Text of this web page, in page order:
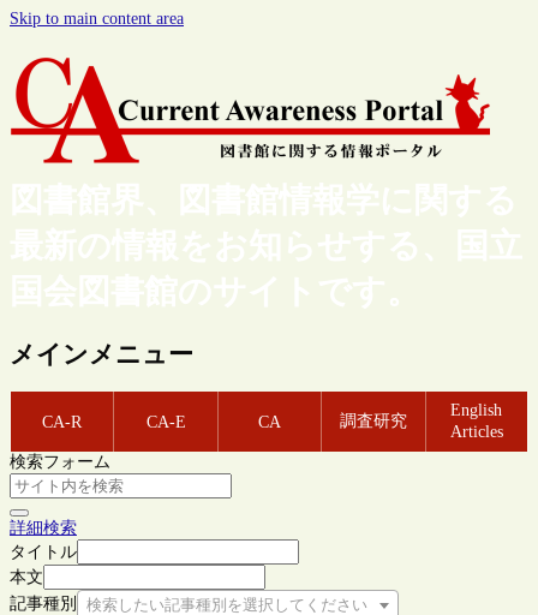
Skip to main content area
図書館界、図書館情報学に関する
最新の情報をお知らせする、国立
国会図書館のサイトです。
メインメニュー
CA-R CA-E CA 調査研究
English
Articles
検索フォーム
詳細検索
タイトル
本文
記事種別
検索したい記事種別を選択してください